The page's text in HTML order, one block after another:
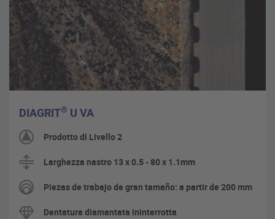
DIAGRIT® U VA
Prodotto di Livello 2
Larghezza nastro 13 x 0.5 - 80 x 1.1mm
Piezas de trabajo de gran tamaño: a partir de 200 mm
Dentatura diamantata ininterrotta